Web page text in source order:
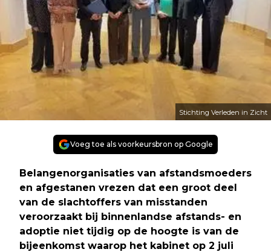
Stichting Verleden in Zicht
Voeg toe als voorkeursbron op Google
Belangenorganisaties van afstandsmoeders
en afgestanen vrezen dat een groot deel
van de slachtoffers van misstanden
veroorzaakt bij binnenlandse afstands- en
adoptie niet tijdig op de hoogte is van de
bijeenkomst waarop het kabinet op 2 juli